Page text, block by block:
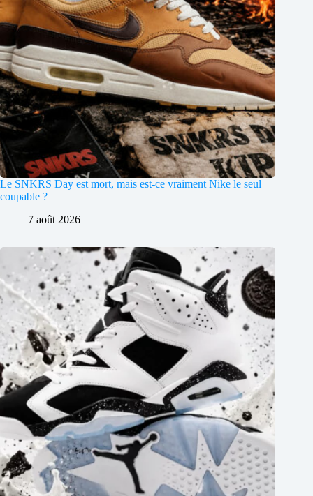
Le SNKRS Day est mort, mais est-ce vraiment Nike le seul
coupable ?
7 août 2026